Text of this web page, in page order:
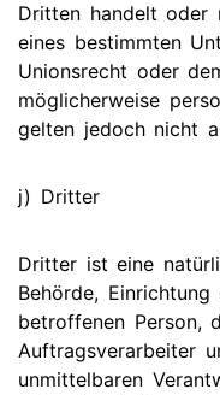
Dritten handelt oder
eines bestimmten
Unionsrecht oder
möglicherweise
gelten jedoch nicht
j) Dritter
Dritter ist eine
Behörde,
betroffenen Person,
Auftragsverarbeiter
unmittelbaren